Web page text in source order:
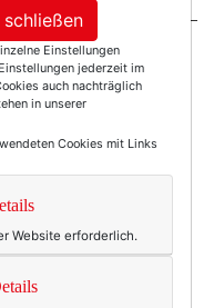
Lou
trotzdem schön:
Einstellungen
jederzeit im
auch nachträglich
in unserer
Cookies mit Links
Website erforderlich.